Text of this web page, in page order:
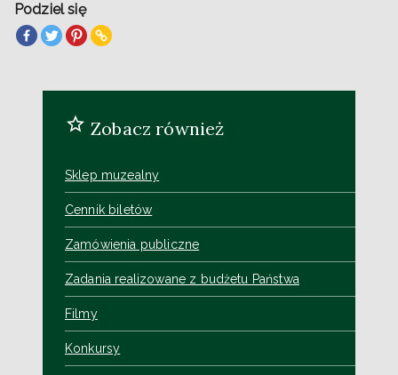
Podziel się
Zobacz również
Sklep muzealny
Cennik biletów
Zamówienia publiczne
Zadania realizowane z budżetu Państwa
Filmy
Konkursy